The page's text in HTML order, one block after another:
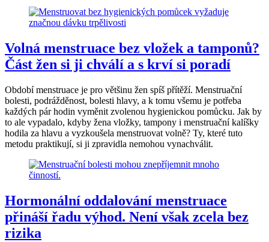
Volná menstruace bez vložek a tamponů?
Část žen si ji chválí a s krví si poradí
Období menstruace je pro většinu žen spíš přítěží. Menstruační
bolesti, podrážděnost, bolesti hlavy, a k tomu všemu je potřeba
každých pár hodin vyměnit zvolenou hygienickou pomůcku. Jak by
to ale vypadalo, kdyby žena vložky, tampony i menstruační kalíšky
hodila za hlavu a vyzkoušela menstruovat volně? Ty, které tuto
metodu praktikují, si ji zpravidla nemohou vynachválit.
Hormonální oddalování menstruace
přináší řadu výhod. Není však zcela bez
rizika